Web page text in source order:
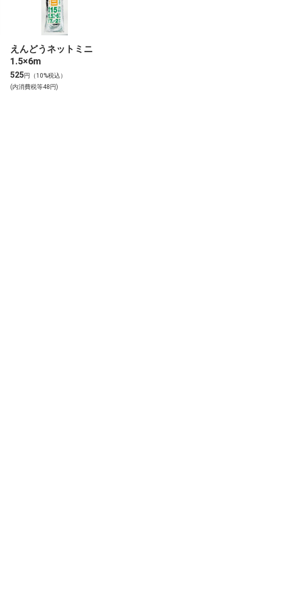
えんどうネットミニ
1.5×6m
525円（10%税込）
(内消費税等48円)